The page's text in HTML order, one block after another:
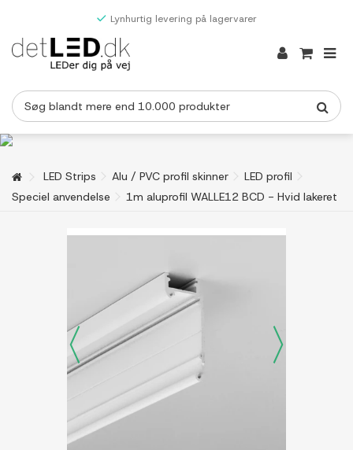
Lynhurtig levering på lagervarer
LED Strips Alu / PVC profil skinner
LED profil
Speciel anvendelse
1m aluprofil WALLE12 BCD - Hvid lakeret